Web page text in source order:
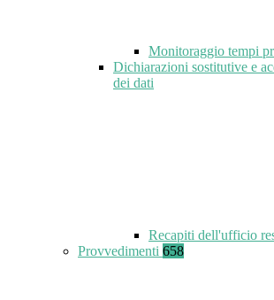
Monitoraggio tempi
Dichiarazioni sostitutive e
dei dati
Recapiti dell'ufficio
Provvedimenti 658